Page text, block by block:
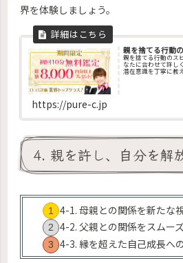
界を体験しましょう。
親を捨てる行動
親を捨てる行動のス
なたに合わせて詳し
潜在意識を丁寧に教
https://pure-c.jp
4. 親を許し、自分を解
4-1. 母親との関係を新たな
4-2. 父親との関係をスムー
4-3. 縁を超えた自己成長へ